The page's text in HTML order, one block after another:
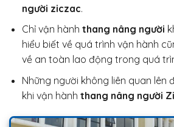
người ziczac.
Chỉ vận hành thang nâng người
hiểu biết về quá trình vận hành
về an toàn lao động trong quá
Những người không liên quan lên
khi vận hành thang nâng người